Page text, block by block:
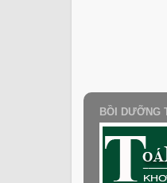
BỒI DƯỠNG